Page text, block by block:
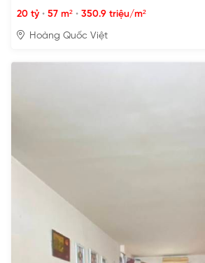
20 tỷ • 57 m² • 350.9 triệu/m²
Hoàng Quốc Việt